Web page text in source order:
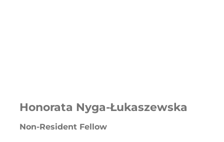
Honorata Nyga-Łukaszewska
Non-Resident Fellow